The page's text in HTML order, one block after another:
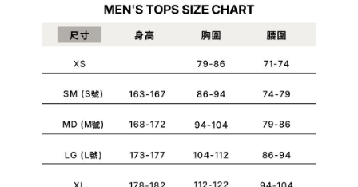
2.透過簡訊連結打開帳單後，可選擇「超商條碼／台灣大直營門市／銀行轉
帳／街口支付／iPASS MONEY」等通路繳費。
【注意事項】
1.本服務係由「台灣大哥大股份有限公司」（以下簡稱本公司）所提供，讓
買賣價金債權讓與本公司後，依約使用本公司帳單繳交帳款。
資料（包含姓名、電話或地址）提供予台灣大哥大進項蒐集、處理及利用，
3.完整用戶服務條款，請詳閱以下連結：
https://oppay.tw/userRule
１．於結帳方式選擇「AFTEE先享後付」後，將跳轉至「AFTEE先享後付」
２．訂單成立數日內，您將收到繳費通知簡訊。
ATM／網路銀行／等多元方式進行付款，方視為交易完成。
購買商品的店家。未經商家同意取消之訂單仍視為有效，需透過AFTEE先享
後付繳納相關費用。
※ 交易是否成功請以「AFTEE先享後付 」之結帳頁面顯示為準，若有關於
是否繳費成功／繳費後需取消欲退款等相關疑問，請聯繫「AFTEE先享後付
客戶支援中心」 https://netprotections.freshdesk.com/support/home
【注意事項】
每筆NT$70，滿NT$899(含以上)免運費
每筆NT$100，滿NT$1,000(含以上)免運費
京站台北店客服中心(1F星巴克旁) 即日起不提供京站紙袋，取件時
免運費